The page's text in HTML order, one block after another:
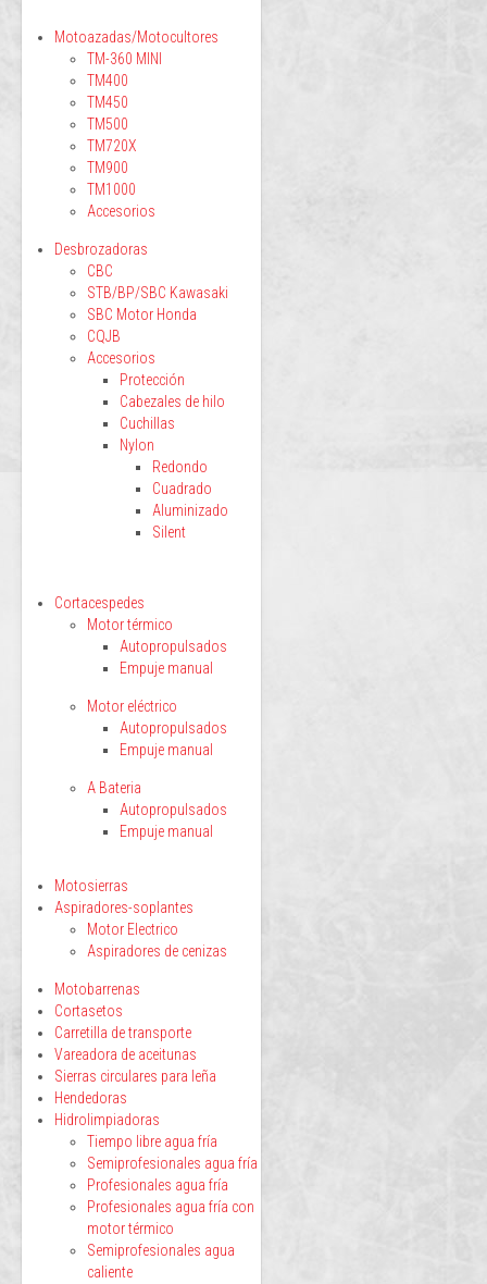
Motoazadas/Motocultores
TM-360 MINI
TM400
TM450
TM500
TM720X
TM900
TM1000
Accesorios
Desbrozadoras
CBC
STB/BP/SBC Kawasaki
SBC Motor Honda
CQJB
Accesorios
Protección
Cabezales de hilo
Cuchillas
Nylon
Redondo
Cuadrado
Aluminizado
Silent
Cortacespedes
Motor térmico
Autopropulsados
Empuje manual
Motor eléctrico
Autopropulsados
Empuje manual
A Bateria
Autopropulsados
Empuje manual
Motosierras
Aspiradores-soplantes
Motor Electrico
Aspiradores de cenizas
Motobarrenas
Cortasetos
Carretilla de transporte
Vareadora de aceitunas
Sierras circulares para leña
Hendedoras
Hidrolimpiadoras
Tiempo libre agua fría
Semiprofesionales agua fría
Profesionales agua fría
Profesionales agua fría con
motor térmico
Semiprofesionales agua
caliente